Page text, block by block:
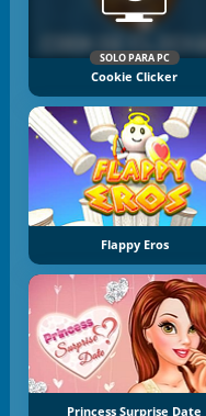
SOLO PARA PC
Cookie Clicker
Flappy Eros
Princess Surprise Date